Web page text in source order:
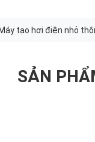
Máy tạo hơi điện nhỏ
SẢN